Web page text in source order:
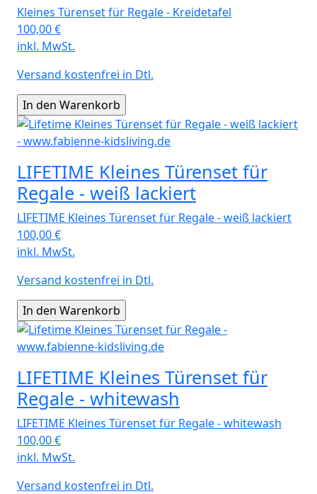
Kleines Türenset für Regale - Kreidetafel
100,00€
inkl. MwSt.
Versand kostenfrei in Dtl.
LIFETIME Kleines Türenset für
Regale - weiß lackiert
LIFETIME Kleines Türenset für Regale - weiß lackiert
100,00€
inkl. MwSt.
Versand kostenfrei in Dtl.
LIFETIME Kleines Türenset für
Regale - whitewash
LIFETIME Kleines Türenset für Regale - whitewash
100,00€
inkl. MwSt.
Versand kostenfrei in Dtl.